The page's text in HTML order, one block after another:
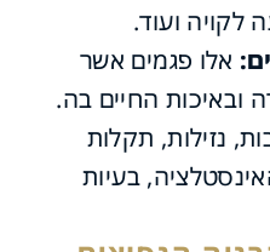
לקויה ועוד.
אלו פגמים אשר
ובאיכות החיים בה.
נזילות, תקלות
בעיות